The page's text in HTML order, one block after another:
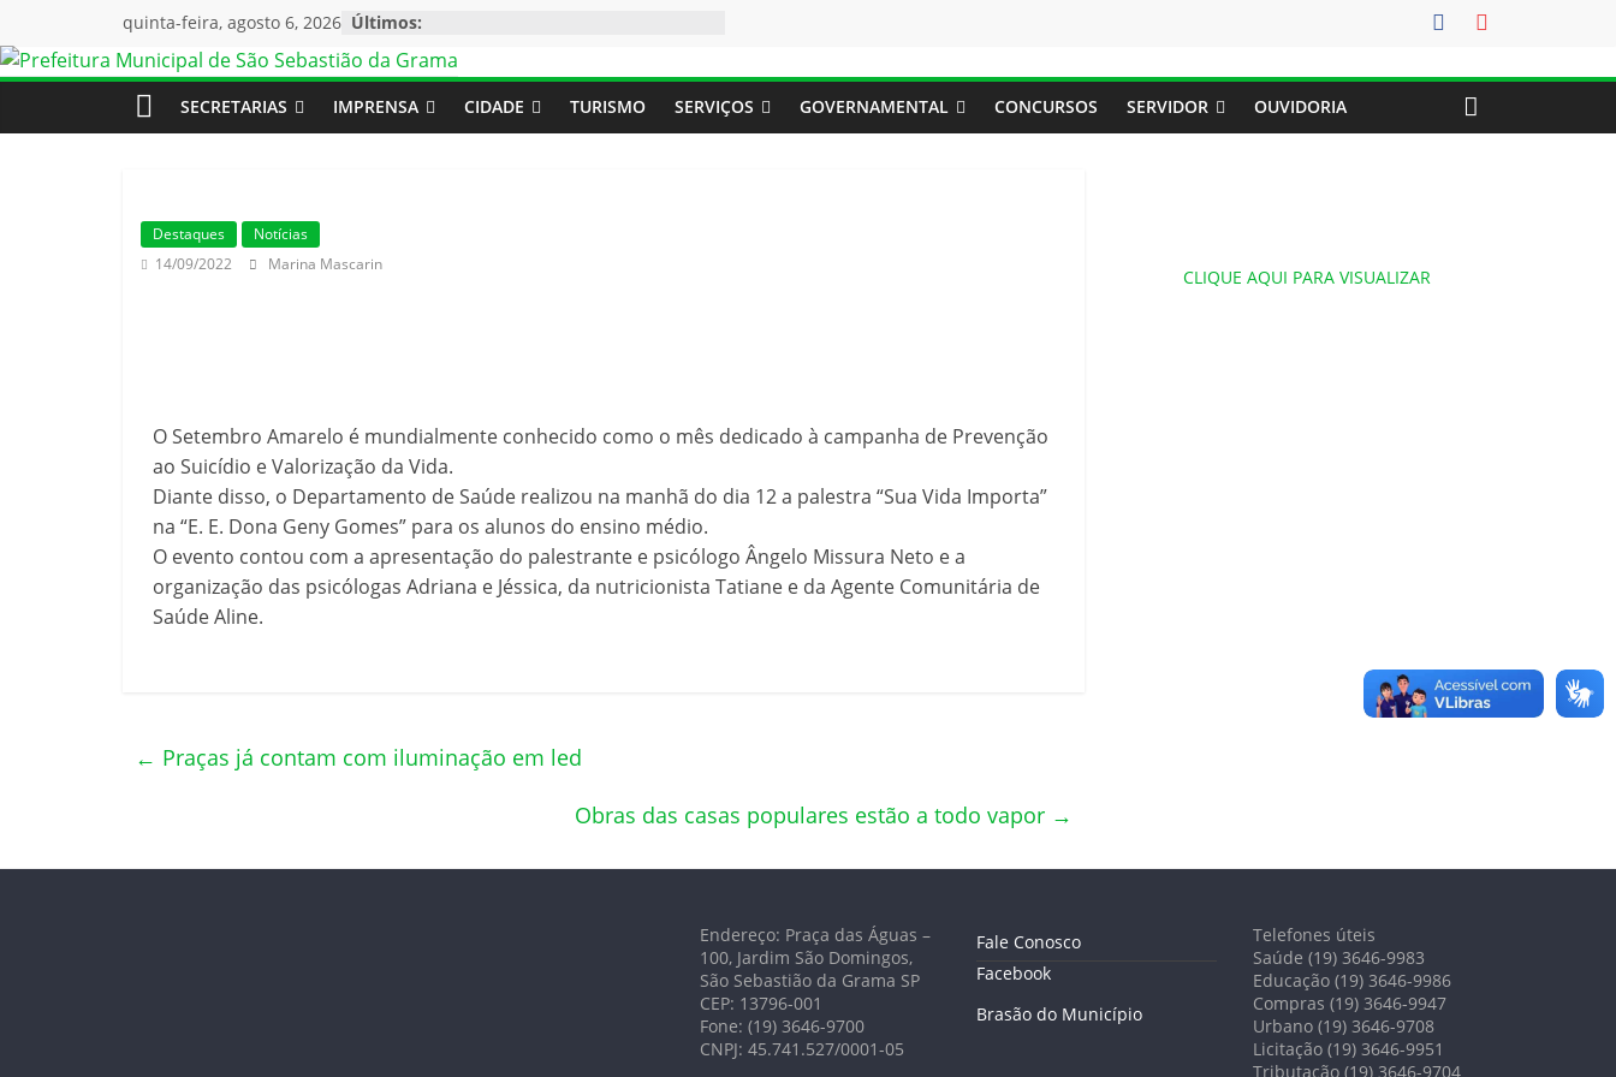
quinta-feira, agosto 6, 2026 Últimos:
SECRETARIAS IMPRENSA CIDADE TURISMO SERVIÇOS GOVERNAMENTAL CONCURSOS SERVIDOR OUVIDORIA
Destaques
Notícias
14/09/2022
Marina Mascarin
O Setembro Amarelo é mundialmente conhecido como o mês dedicado à campanha de Prevenção
ao Suicídio e Valorização da Vida.
Diante disso, o Departamento de Saúde realizou na manhã do dia 12 a palestra “Sua Vida Importa”
na “E. E. Dona Geny Gomes” para os alunos do ensino médio.
O evento contou com a apresentação do palestrante e psicólogo Ângelo Missura Neto e a
organização das psicólogas Adriana e Jéssica, da nutricionista Tatiane e da Agente Comunitária de
Saúde Aline.
← Praças já contam com iluminação em led
Obras das casas populares estão a todo vapor →
CLIQUE AQUI PARA VISUALIZAR
Endereço: Praça das Águas –
100, Jardim São Domingos,
São Sebastião da Grama SP
CEP: 13796-001
Fone: (19) 3646-9700
CNPJ: 45.741.527/0001-05
Fale Conosco
Facebook
Brasão do Município
Telefones úteis
Saúde (19) 3646-9983
Educação (19) 3646-9986
Compras (19) 3646-9947
Urbano (19) 3646-9708
Licitação (19) 3646-9951
Tributação (19) 3646-9704